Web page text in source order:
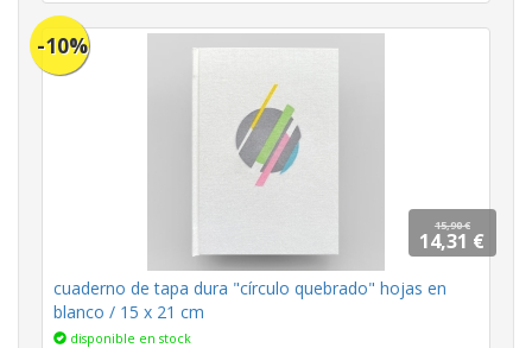
-10%
15,90 €
14,31 €
cuaderno de tapa dura "círculo quebrado" hojas en
blanco / 15 x 21 cm
disponible en stock